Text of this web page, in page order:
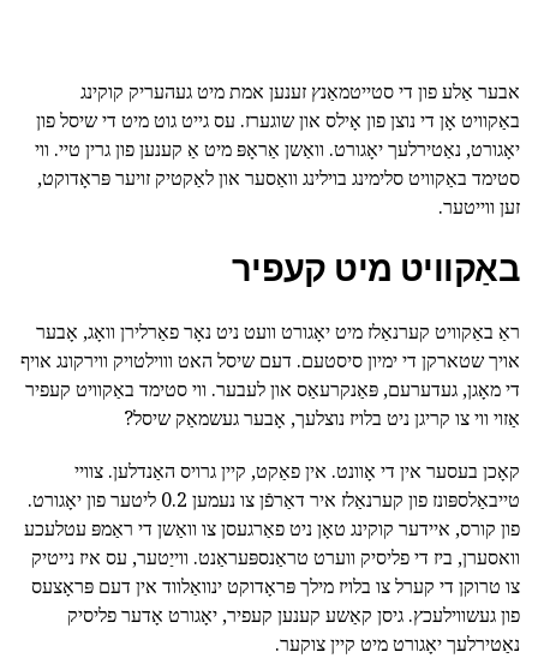
אבער אַלע פון די סטייטמאַנץ זענען אמת מיט געהעריק קוקינג
באַקוויט אָן די נוצן פון אָילס און שוגערז. עס גייט גוט מיט די שיסל פון
יאָגורט, נאַטירלעך יאָגורט. וואַשן אַראָפּ מיט אַ קענען פון גרין טיי. ווי
סטימד באַקוויט סלימינג בוילינג וואַסער און לאַקטיק זויער פּראָדוקט,
זען ווייטער.
באַקוויט מיט קעפיר
ראַ באַקוויט קערנאַלז מיט יאָגורט וועט ניט נאָר פאַרלירן וואָג, אָבער
אויך שטארקן די ימיון סיסטעם. דעם שיסל האט וווילטויק ווירקונג אויף
די מאָגן, געדערעם, פּאַנקרעאַס און לעבער. ווי סטימד באַקוויט קעפיר
אַזוי ווי צו קריגן ניט בלויז נוצלעך, אָבער געשמאַק שיסל?
קאָכן בעסער אין די אָוונט. אין פאַקט, קיין גרויס האַנדלען. צוויי
טייבאַלספּונז פון קערנאַלז איר דאַרפֿן צו נעמען 0.2 ליטער פון יאָגורט.
פון קורס, איידער קוקינג טאָן ניט פאַרגעסן צו וואַשן די ראַמפּ עטלעכע
וואסערן, ביז די פליסיק ווערט טראַנספּעראַנט. ווייַטער, עס איז נייטיק
צו טרוקן די קערל צו בלויז מילך פּראָדוקט ינוואַלווד אין דעם פּראָצעס
פון געשווילעכץ. גיסן קאַשע קענען קעפיר, יאָגורט אָדער פליסיק
נאַטירלעך יאָגורט מיט קיין צוקער.